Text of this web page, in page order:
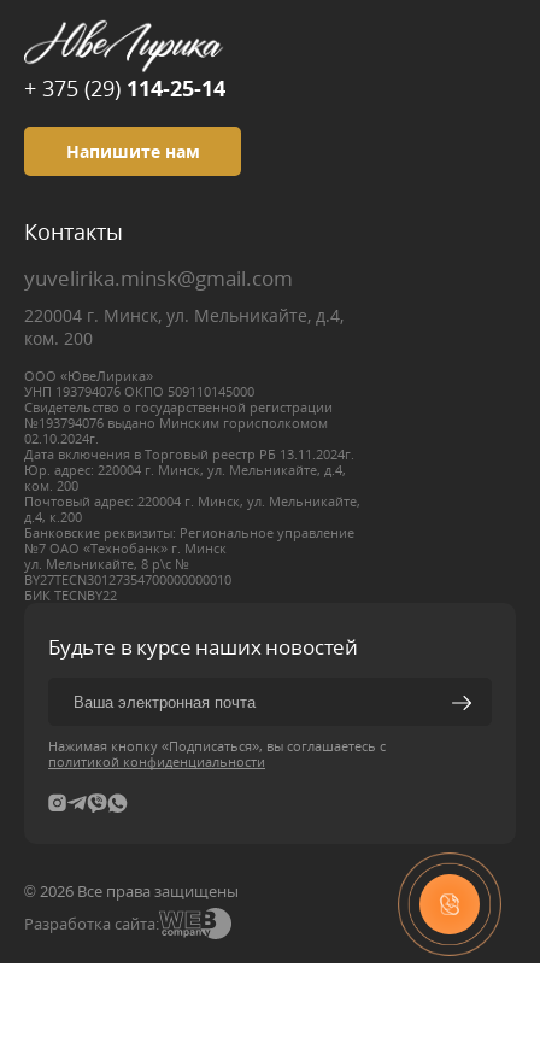
+ 375 (29) 114-25-14
Напишите нам
Контакты
yuvelirika.minsk@gmail.com
220004 г. Минск, ул. Мельникайте, д.4,
ком. 200
ООО «ЮвеЛирика»
УНП 193794076 ОКПО 509110145000
Свидетельство о государственной регистрации
№193794076 выдано Минским горисполкомом
02.10.2024г.
Дата включения в Торговый реестр РБ 13.11.2024г.
Юр. адрес: 220004 г. Минск, ул. Мельникайте, д.4,
ком. 200
Почтовый адрес: 220004 г. Минск, ул. Мельникайте,
д.4, к.200
Банковские реквизиты: Региональное управление
№7 ОАО «Технобанк» г. Минск
ул. Мельникайте, 8 р\с №
BY27ТЕСN30127354700000000010
БИК ТЕСNBY22
Будьте в курсе наших новостей
Нажимая кнопку «Подписаться», вы соглашаетесь с
политикой конфиденциальности
© 2026 Все права защищены
Разработка сайта: